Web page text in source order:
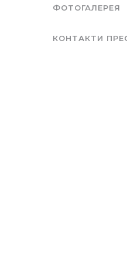
ФОТОГАЛЕРЕЯ
КОНТАКТИ